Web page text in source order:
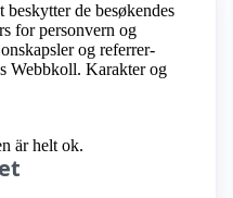
de besøkendes
for personvern og
og referrer-
Webbkoll. Karakter og
är helt ok.